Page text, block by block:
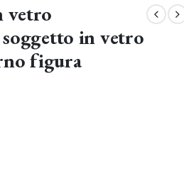
vetro
in vetro
figura